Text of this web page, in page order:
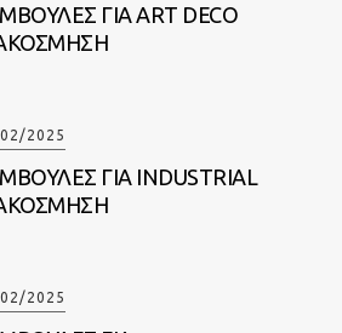
ΓΙΑ ART DECO
2025
ΓΙΑ INDUSTRIAL
2025